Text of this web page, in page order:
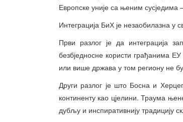
Европске уније са њеним сусједима
Интеграција БиХ је незаобилазна у
Први разлог је да интеграција
безбједносне користи грађанима
или више држава у том региону не
Други разлог је што Босна и
континенту као цјелини. Траума
дубљу и инспиративнију традицију